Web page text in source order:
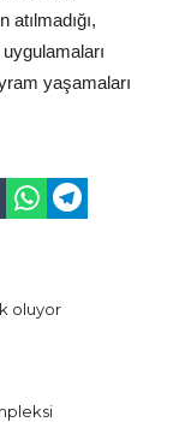
yaşamaları
oluyor